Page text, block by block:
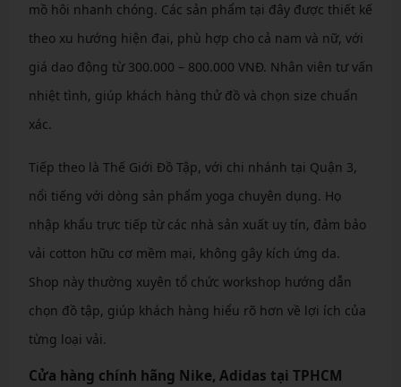
mồ hôi nhanh chóng. Các sản phẩm tại đây được thiết kế
theo xu hướng hiện đại, phù hợp cho cả nam và nữ, với
giá dao động từ 300.000 – 800.000 VNĐ. Nhân viên tư vấn
nhiệt tình, giúp khách hàng thử đồ và chọn size chuẩn
xác.
Tiếp theo là Thế Giới Đồ Tập, với chi nhánh tại Quận 3,
nổi tiếng với dòng sản phẩm yoga chuyên dụng. Họ
nhập khẩu trực tiếp từ các nhà sản xuất uy tín, đảm bảo
vải cotton hữu cơ mềm mại, không gây kích ứng da.
Shop này thường xuyên tổ chức workshop hướng dẫn
chọn đồ tập, giúp khách hàng hiểu rõ hơn về lợi ích của
từng loại vải.
Cửa hàng chính hãng Nike, Adidas tại TPHCM